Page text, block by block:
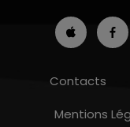
Contacts
Mentions